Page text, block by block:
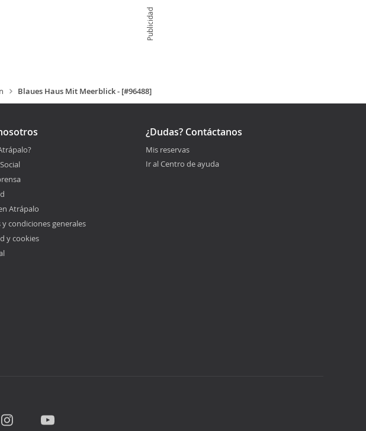
Publicidad
Blaues Haus Mit Meerblick - [#96488]
Atrápalo
y condiciones generales
y cookies
¿Dudas? Contáctanos
Mis reservas
Ir al Centro de ayuda